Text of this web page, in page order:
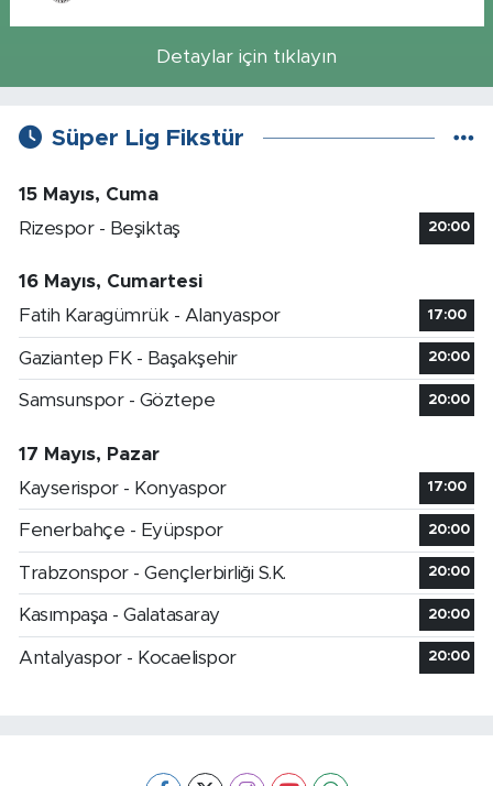
Detaylar için tıklayın
Süper Lig Fikstür
15 Mayıs, Cuma
Rizespor - Beşiktaş
20:00
16 Mayıs, Cumartesi
Fatih Karagümrük - Alanyaspor
17:00
Gaziantep FK - Başakşehir 20:00
Samsunspor - Göztepe 20:00
17 Mayıs, Pazar
Kayserispor - Konyaspor
17:00
Fenerbahçe - Eyüpspor 20:00
Trabzonspor - Gençlerbirliği S.K. 20:00
Kasımpaşa - Galatasaray 20:00
Antalyaspor - Kocaelispor 20:00